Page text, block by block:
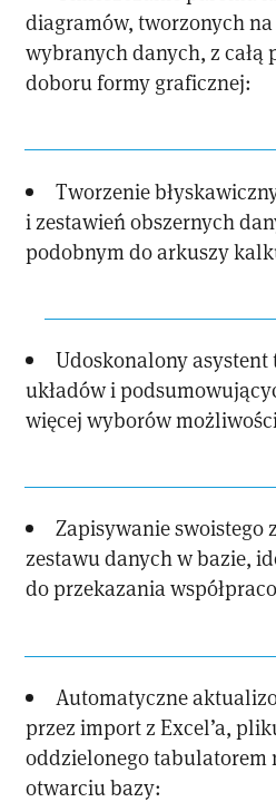
diagramów, tworzonych
wybranych danych, z całą
doboru formy graficznej:
Tworzenie
i zestawień obszernych
podobnym do arkuszy
Udoskonalony
układów i
więcej wyborów
Zapisywanie swoistego
zestawu danych w bazie,
do przekazania
Automatyczne
przez import z Excel’a,
oddzielonego tabulatorem
otwarciu bazy: